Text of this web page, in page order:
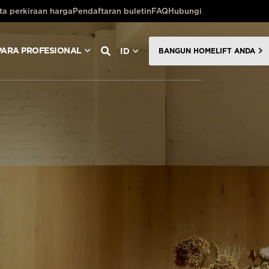
perkiraan harga Pendaftaran buletinFAQHubungi
PROFESIONAL ID BANGUN HOMELIFT ANDA